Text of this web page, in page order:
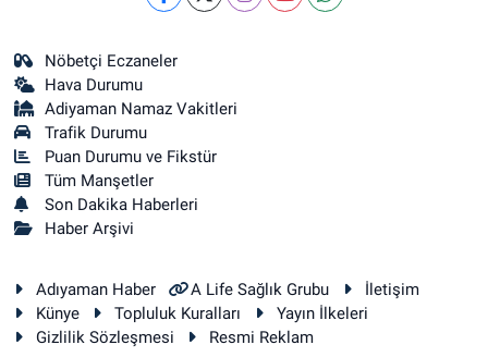
Nöbetçi Eczaneler
Hava Durumu
Adiyaman Namaz Vakitleri
Trafik Durumu
Puan Durumu ve Fikstür
Tüm Manşetler
Son Dakika Haberleri
Haber Arşivi
Adıyaman Haber A Life Sağlık Grubu
İletişim
Künye
Topluluk Kuralları
Yayın İlkeleri
Gizlilik Sözleşmesi
Resmi Reklam